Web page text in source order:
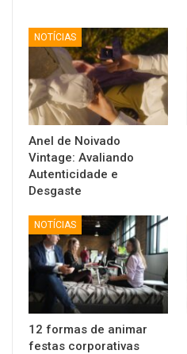
NOTÍCIAS
Anel de Noivado
Vintage: Avaliando
Autenticidade e
Desgaste
NOTÍCIAS
12 formas de animar
festas corporativas